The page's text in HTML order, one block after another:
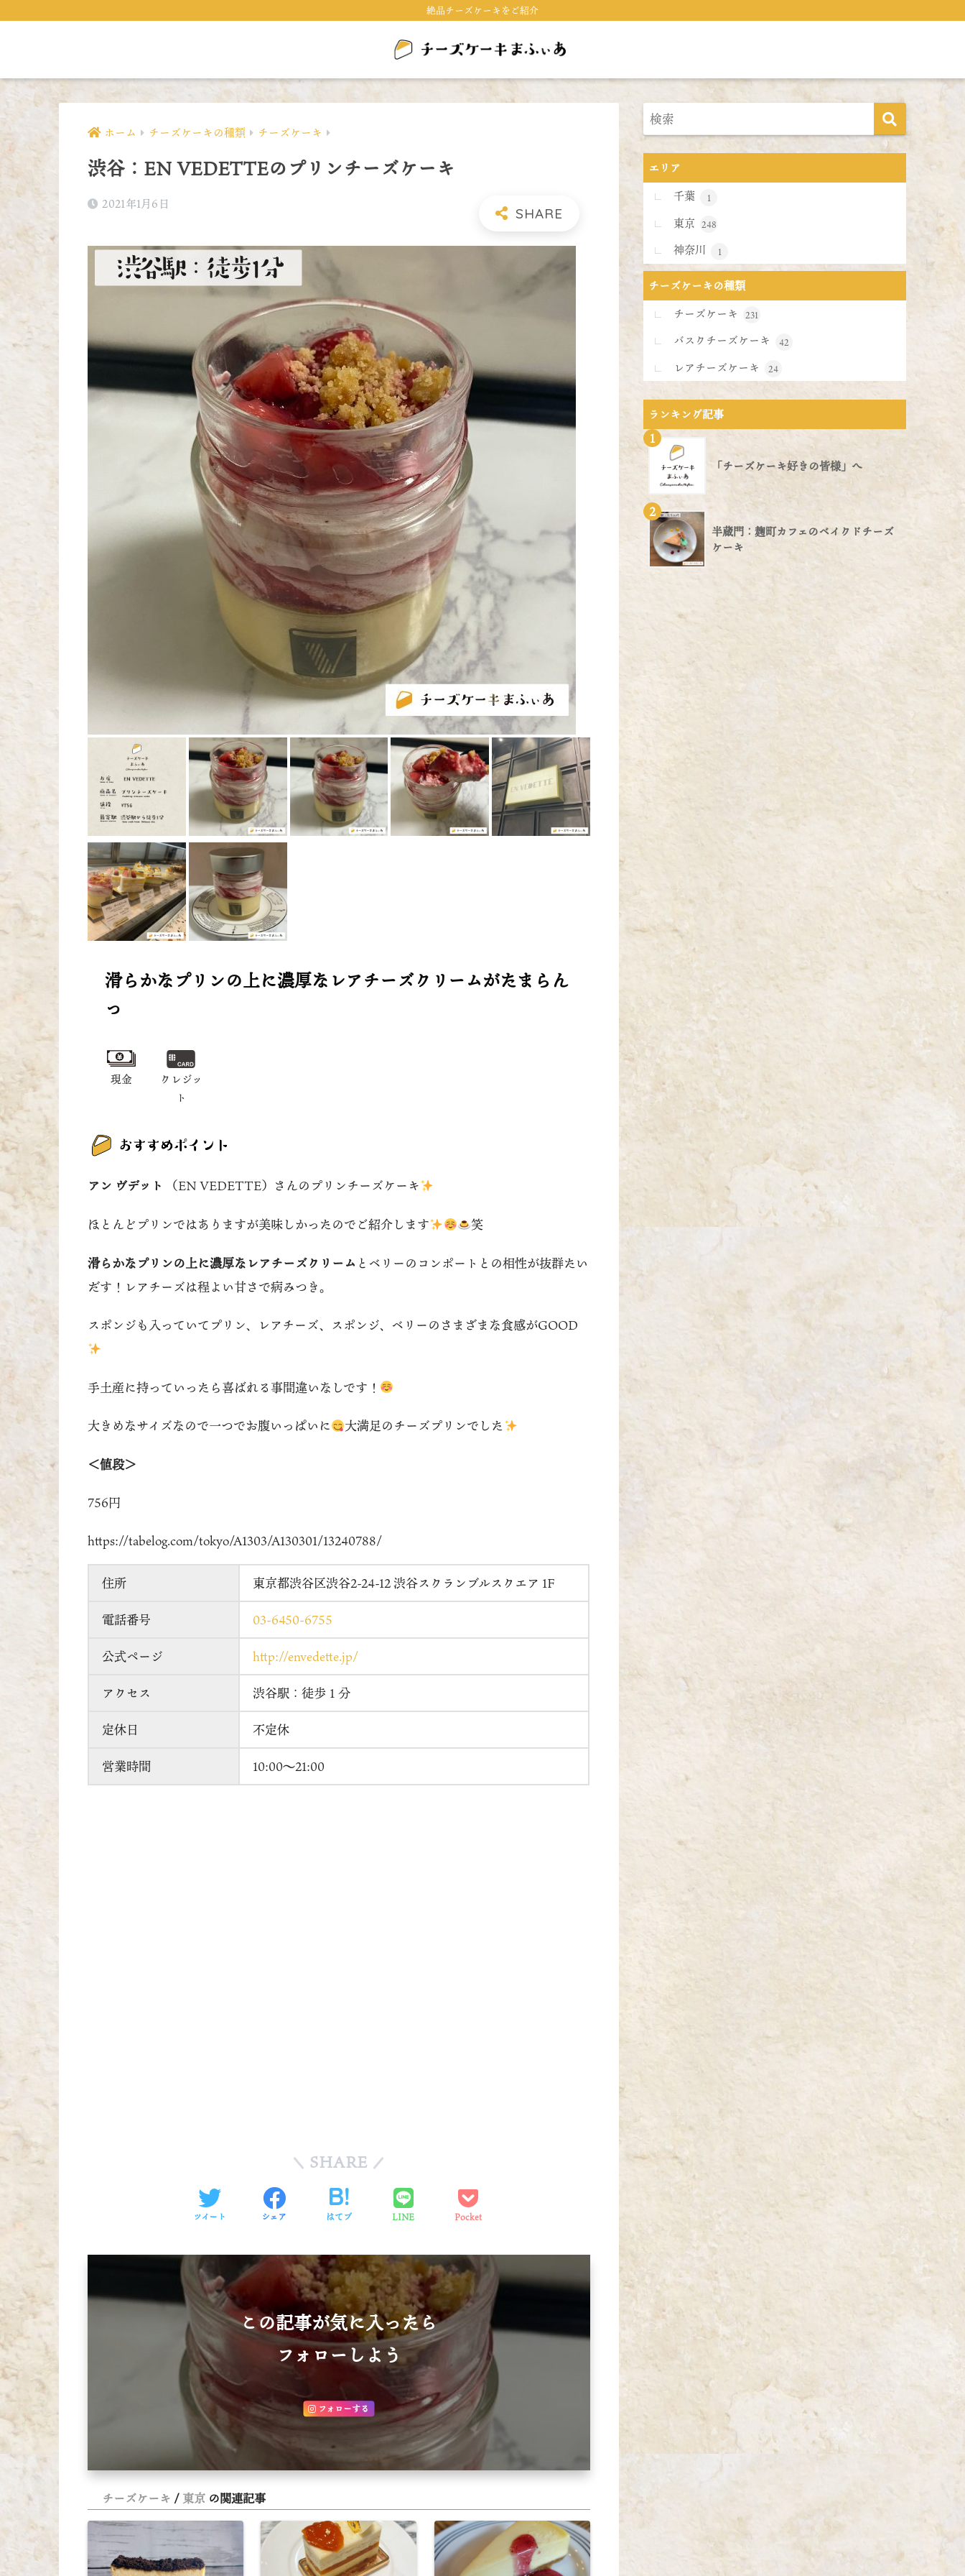
絶品チーズケーキをご紹介
ホーム チーズケーキの種類 チーズケーキ
渋谷：EN VEDETTEのプリンチーズケーキ
2021年1月6日
滑らかなプリンの上に濃厚なレアチーズクリームがたまらん
っ
現金
クレジッ
ト
アン ヴデット （EN VEDETTE）さんのプリンチーズケーキ
ほとんどプリンではありますが美味しかったのでご紹介します 笑
滑らかなプリンの上に濃厚なレアチーズクリーム とベリーのコンポートとの相性が抜群たい
だす！レアチーズは程よい甘さで病みつき。
スポンジも入っていてプリン、レアチーズ、スポンジ、ベリーのさまざまな食感がGOOD
手土産に持っていったら喜ばれる事間違いなしです！
大きめなサイズなので一つでお腹いっぱいに 大満足のチーズプリンでした
＜値段＞
756円
https://tabelog.com/tokyo/A1303/A130301/13240788/
住所 東京都渋谷区渋谷2-24-12 渋谷スクランブルスクエア 1F
電話番号 03-6450-6755
公式ページ http://envedette.jp/
アクセス 渋谷駅：徒歩１分
定休日 不定休
営業時間 10:00～21:00
SHARE
ツイート シェア はてブ LINE Pocket
この記事が気に入ったら
フォローしよう
フォローする
チーズケーキ 東京 の関連記事
エリア
千葉
1
東京 248
神奈川 1
チーズケーキの種類
チーズケーキ
231
バスクチーズケーキ 42
レアチーズケーキ 24
ランキング記事
1
「チーズケーキ好きの皆様」へ
2
半蔵門：麹町カフェのベイクドチーズ
ケーキ